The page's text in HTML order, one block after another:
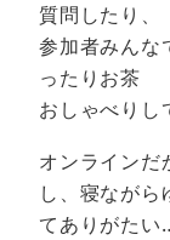
質問したり、
参加者みんな
ったりお茶
おしゃべりし
オンラインだ
し、寝なが
てありがたい